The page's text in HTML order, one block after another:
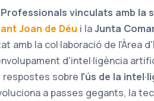
vinculats amb la
Joan de Déu i laJunta
amb la col·laboració de l'Àrea
d'intel·ligència
respostes sobre l'ús de la
a passes gegants, la